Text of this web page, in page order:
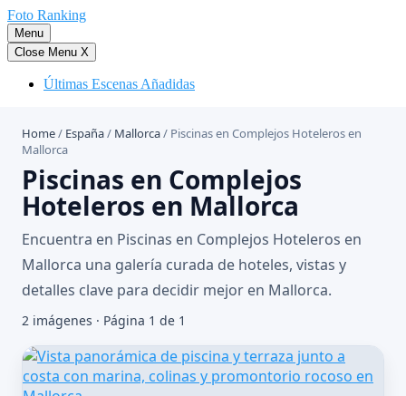
Saltar
al
contenido
Foto Ranking
Menu
Close Menu X
Últimas Escenas Añadidas
Home/ España/ Mallorca/ Piscinas en Complejos Hoteleros en
Mallorca
Piscinas en Complejos
Hoteleros en Mallorca
Encuentra en Piscinas en Complejos Hoteleros en
Mallorca una galería curada de hoteles, vistas y
detalles clave para decidir mejor en Mallorca.
2 imágenes · Página 1 de 1